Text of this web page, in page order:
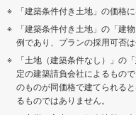
「建築条件付き土地」の価格
「建築条件付き土地」の「建
例であり、プランの採用可否は
「土地（建築条件なし）」の
定の建築請負会社によるもの
のものが同価格で建てられる
るものではありません。